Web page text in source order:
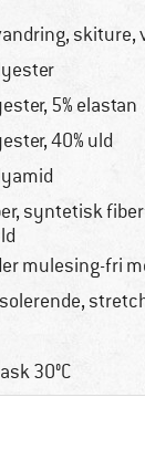
skiture,
5% elastan
40% uld
syntetisk
mulesing-fri
30°C